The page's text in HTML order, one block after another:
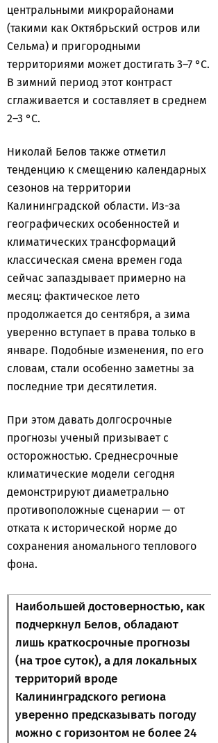
центральными микрорайонами
(такими как Октябрьский остров или
Сельма) и пригородными
территориями может достигать 3–7 °C.
В зимний период этот контраст
сглаживается и составляет в среднем
2–3 °C.
Николай Белов также отметил
тенденцию к смещению календарных
сезонов на территории
Калининградской области. Из-за
географических особенностей и
климатических трансформаций
классическая смена времен года
сейчас запаздывает примерно на
месяц: фактическое лето
продолжается до сентября, а зима
уверенно вступает в права только в
январе. Подобные изменения, по его
словам, стали особенно заметны за
последние три десятилетия.
При этом давать долгосрочные
прогнозы ученый призывает с
осторожностью. Среднесрочные
климатические модели сегодня
демонстрируют диаметрально
противоположные сценарии — от
отката к исторической норме до
сохранения аномального теплового
фона.
Наибольшей достоверностью, как
подчеркнул Белов, обладают
лишь краткосрочные прогнозы
(на трое суток), а для локальных
территорий вроде
Калининградского региона
уверенно предсказывать погоду
можно с горизонтом не более 24